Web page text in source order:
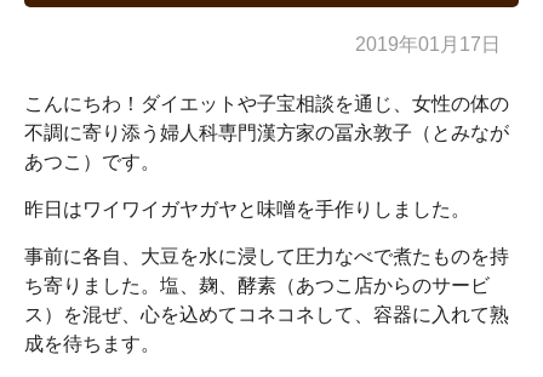
2019年01月17日
こんにちわ！ダイエットや子宝相談を通じ、女性の体の
不調に寄り添う婦人科専門漢方家の冨永敦子（とみなが
あつこ）です。
昨日はワイワイガヤガヤと味噌を手作りしました。
事前に各自、大豆を水に浸して圧力なべで煮たものを持
ち寄りました。塩、麹、酵素（あつこ店からのサービ
ス）を混ぜ、心を込めてコネコネして、容器に入れて熟
成を待ちます。